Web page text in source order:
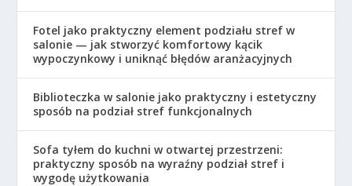
Fotel jako praktyczny element podziału stref w
salonie — jak stworzyć komfortowy kącik
wypoczynkowy i uniknąć błędów aranżacyjnych
Biblioteczka w salonie jako praktyczny i estetyczny
sposób na podział stref funkcjonalnych
Sofa tyłem do kuchni w otwartej przestrzeni:
praktyczny sposób na wyraźny podział stref i
wygodę użytkowania